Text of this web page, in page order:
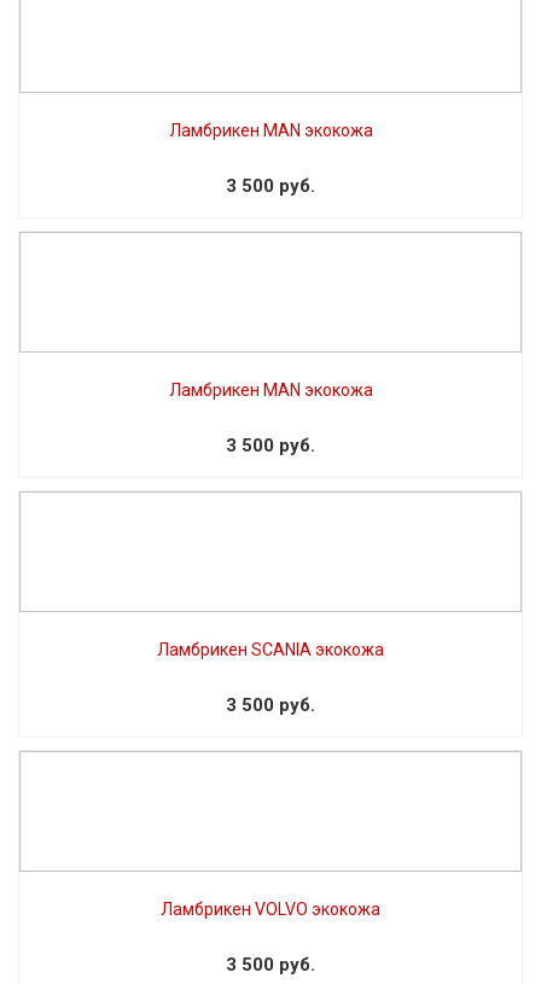
Ламбрикен MAN экокожа
3 500 руб.
Ламбрикен MAN экокожа
3 500 руб.
Ламбрикен SCANIA экокожа
3 500 руб.
Ламбрикен VOLVO экокожа
3 500 руб.